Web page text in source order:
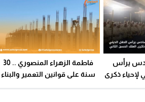
يرأس
لإحياء ذكرى
فاطمة الزهراء المنصوري .. 30
سنة على قوانين التعمير والبناء